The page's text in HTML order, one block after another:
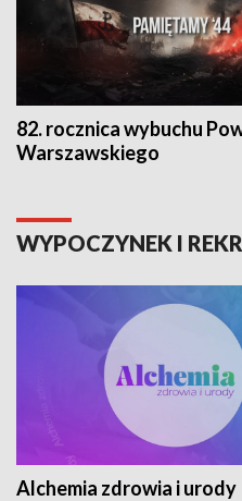
82. rocznica wybuchu
Warszawskiego
WYPOCZYNEK I
Alchemia zdrowia i urody